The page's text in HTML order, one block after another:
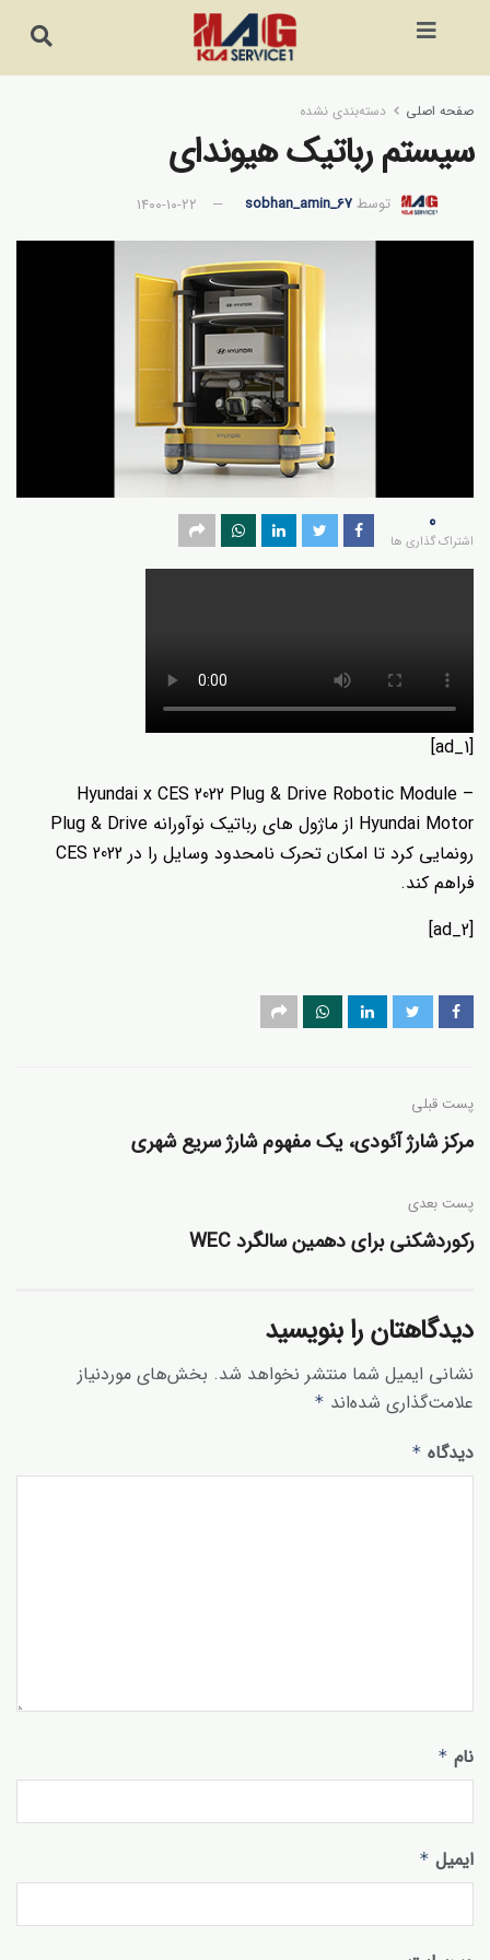
صفحه اصلی دسته‌بندی نشده
سیستم رباتیک هیوندای
توسطsobhan_amin_67 ۱۴۰۰-۱۰-۲۲
0
اشتراک گذاری ها
[ad_1]
Hyundai x CES 2022 Plug & Drive Robotic Module –
Hyundai Motor از ماژول های رباتیک نوآورانه Plug & Drive
رونمایی کرد تا امکان تحرک نامحدود وسایل را در CES 2022
فراهم کند.
[ad_2]
پست قبلی
مرکز شارژ آئودی، یک مفهوم شارژ سریع شهری
پست‌ بعدی
رکوردشکنی برای دهمین سالگرد WEC
دیدگاهتان را بنویسید
نشانی ایمیل شما منتشر نخواهد شد. بخش‌های موردنیاز
علامت‌گذاری شده‌اند *
دیدگاه *
نام *
ایمیل *